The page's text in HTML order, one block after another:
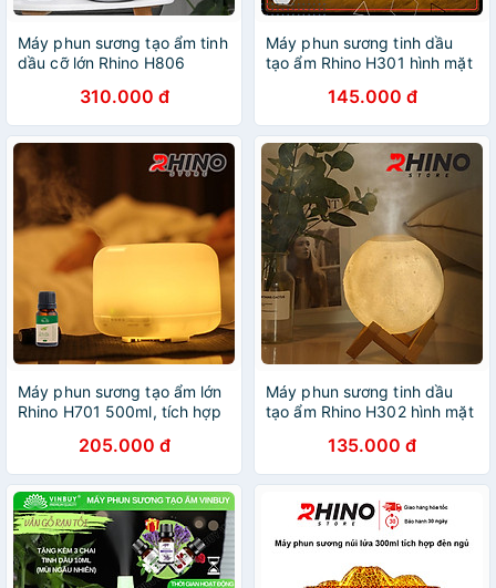
Máy phun sương tạo ẩm tinh
dầu cỡ lớn Rhino H806
tích lớn cho không gian rộng
- Hàng chính hãng
310.000 đ
Máy phun sương tinh dầu
tạo ẩm Rhino H301 hình mặt
gọn - Hàng chính hãng
145.000 đ
Máy phun sương tạo ẩm lớn
Rhino H701 500ml, tích hợp
Hàng chính hãng
205.000 đ
Máy phun sương tinh dầu
tạo ẩm Rhino H302 hình mặt
gọn - Hàng chính hãng
135.000 đ